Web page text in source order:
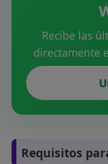
Recibe las
directamente
Requisitos